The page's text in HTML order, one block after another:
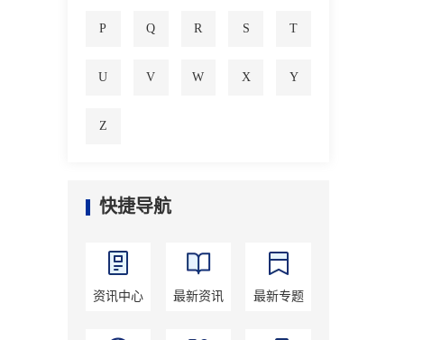
P Q R S T
U V W X Y
Z
快捷导航
资讯中心 最新资讯 最新专题